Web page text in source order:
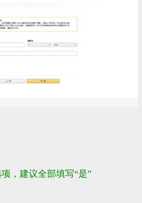
，建议全部填写“是”